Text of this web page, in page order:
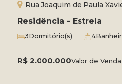
Residência - Estrela
R$ 2.000.000Valor de Venda
Rua Joaquim de Paula
Ponta Grossa, Paraná, Brasil
3Dormitório(s) 4